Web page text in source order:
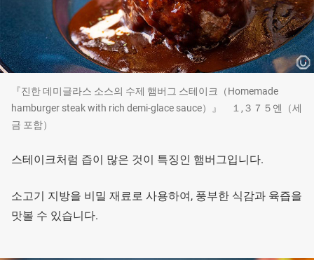
『진한 데미글라스 소스의 수제 햄버그 스테이크（Homemade
hamburger steak with rich demi-glace sauce）』 １,３７５엔（세
금 포함）
스테이크처럼 즙이 많은 것이 특징인 햄버그입니다.
소고기 지방을 비밀 재료로 사용하여, 풍부한 식감과 육즙을
맛볼 수 있습니다.